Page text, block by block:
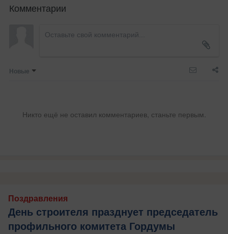
Комментарии
Новые
Никто ещё не оставил комментариев, станьте первым.
Поздравления
День строителя празднует председатель
профильного комитета Гордумы